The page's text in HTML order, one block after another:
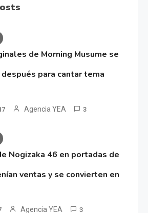
de Morning Musume se
para cantar tema
Agencia YEA 3
Nogizaka 46 en portadas de
ventas y se convierten en
Agencia YEA 3